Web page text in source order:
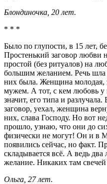
Блондиночка, 20 лет.
* * *
Было по глупости, в 15 лет,
Простенький заговор любви
простой (без ритуалов) на
большим желанием. Речь
них была. Женщина молодая,
мужем. А тот, с кем любовь у
значит, его типа и разлучала.
заговор, уехал, женщина
них, слава Господу. Но вот
прошло, узнаю, что они до
физически не могут! Он и в
появились сейчас, но факт.
складывается всё. А ведь
желание. Никаких там
Ольга, 27 лет.